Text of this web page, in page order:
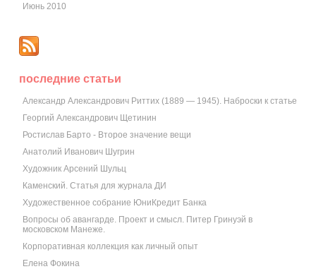
Июнь 2010
последние статьи
Александр Александрович Риттих (1889 — 1945). Наброски к статье
Георгий Александрович Щетинин
Ростислав Барто - Второе значение вещи
Анатолий Иванович Шугрин
Художник Арсений Шульц
Каменский. Статья для журнала ДИ
Художественное собрание ЮниКредит Банка
Вопросы об авангарде. Проект и смысл. Питер Гринуэй в
московском Манеже.
Корпоративная коллекция как личный опыт
Елена Фокина